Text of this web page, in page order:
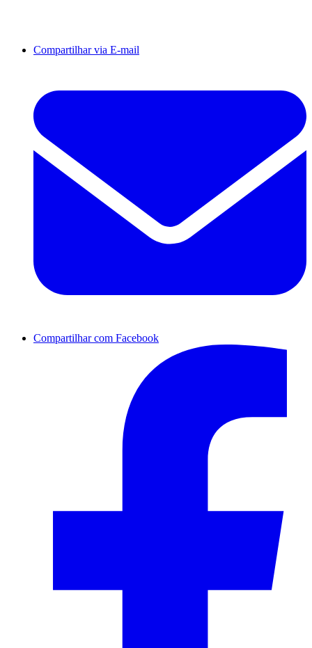
Compartilhar via E-mail
Compartilhar com Facebook